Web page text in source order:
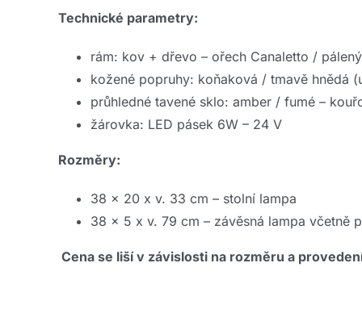
Technické parametry:
rám: kov + dřevo – ořech Canaletto /
kožené popruhy: koňaková / tmavě hnědá
průhledné tavené sklo: amber / fumé –
žárovka: LED pásek 6W – 24 V
Rozměry:
38 x 20 x v. 33 cm – stolní lampa
38 x 5 x v. 79 cm – závěsná lampa včetně
Cena se liší v závislosti na rozměru a